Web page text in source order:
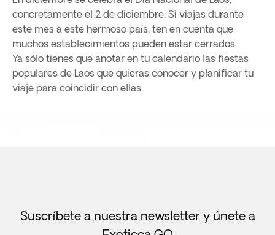
concretamente el 2 de diciembre. Si viajas durante
este mes a este hermoso país, ten en cuenta que
muchos establecimientos pueden estar cerrados.
Ya sólo tienes que anotar en tu calendario las fiestas
populares de Laos que quieras conocer y planificar tu
viaje para coincidir con ellas.
Suscríbete a nuestra newsletter y únete a